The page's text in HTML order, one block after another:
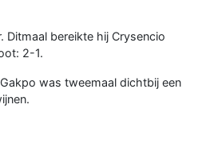
Ditmaal bereikte hij Crysencio
2-1.
was tweemaal dichtbij een